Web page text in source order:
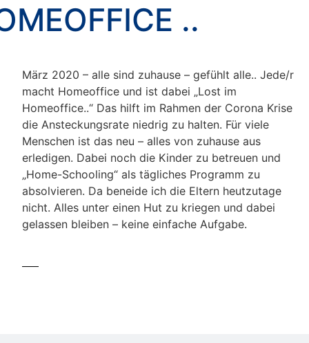
..
März 2020 – alle sind zuhause – gefühlt alle.. Jede/r
macht Homeoffice und ist dabei „Lost im
Homeoffice..“ Das hilft im Rahmen der Corona Krise
die Ansteckungsrate niedrig zu halten. Für viele
Menschen ist das neu – alles von zuhause aus
erledigen. Dabei noch die Kinder zu betreuen und
„Home-Schooling“ als tägliches Programm zu
absolvieren. Da beneide ich die Eltern heutzutage
nicht. Alles unter einen Hut zu kriegen und dabei
gelassen bleiben – keine einfache Aufgabe.